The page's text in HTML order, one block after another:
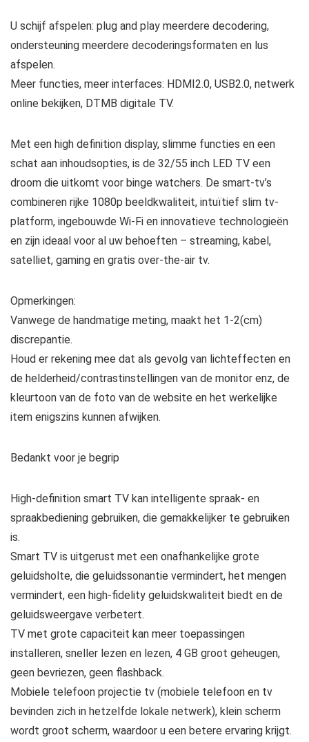
U schijf afspelen: plug and play meerdere decodering,
ondersteuning meerdere decoderingsformaten en lus
afspelen.
Meer functies, meer interfaces: HDMI2.0, USB2.0, netwerk
online bekijken, DTMB digitale TV.
Met een high definition display, slimme functies en een
schat aan inhoudsopties, is de 32/55 inch LED TV een
droom die uitkomt voor binge watchers. De smart-tv’s
combineren rijke 1080p beeldkwaliteit, intuïtief slim tv-
platform, ingebouwde Wi-Fi en innovatieve technologieën
en zijn ideaal voor al uw behoeften – streaming, kabel,
satelliet, gaming en gratis over-the-air tv.
Opmerkingen:
Vanwege de handmatige meting, maakt het 1-2(cm)
discrepantie.
Houd er rekening mee dat als gevolg van lichteffecten en
de helderheid/contrastinstellingen van de monitor enz, de
kleurtoon van de foto van de website en het werkelijke
item enigszins kunnen afwijken.
Bedankt voor je begrip
High-definition smart TV kan intelligente spraak- en
spraakbediening gebruiken, die gemakkelijker te gebruiken
is.
Smart TV is uitgerust met een onafhankelijke grote
geluidsholte, die geluidssonantie vermindert, het mengen
vermindert, een high-fidelity geluidskwaliteit biedt en de
geluidsweergave verbetert.
TV met grote capaciteit kan meer toepassingen
installeren, sneller lezen en lezen, 4 GB groot geheugen,
geen bevriezen, geen flashback.
Mobiele telefoon projectie tv (mobiele telefoon en tv
bevinden zich in hetzelfde lokale netwerk), klein scherm
wordt groot scherm, waardoor u een betere ervaring krijgt.